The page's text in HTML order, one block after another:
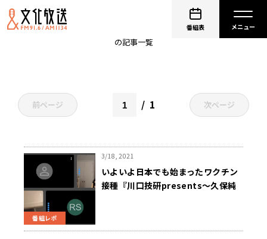
番組表
マウントサイナイ医科大学
の記事一覧
前ページ 1 次ページ
番組レポ
3/18, 2021
いよいよ日本でも始まったワクチン
接種『川口技研presents～久保純